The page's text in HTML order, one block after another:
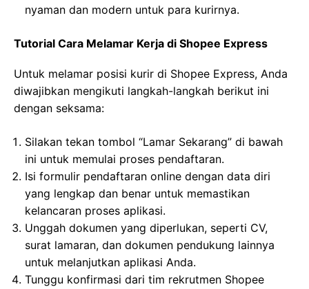
nyaman dan modern untuk para kurirnya.
Tutorial Cara Melamar Kerja di Shopee Express
Untuk melamar posisi kurir di Shopee Express, Anda
diwajibkan mengikuti langkah-langkah berikut ini
dengan seksama:
Silakan tekan tombol “Lamar Sekarang” di bawah
ini untuk memulai proses pendaftaran.
Isi formulir pendaftaran online dengan data diri
yang lengkap dan benar untuk memastikan
kelancaran proses aplikasi.
Unggah dokumen yang diperlukan, seperti CV,
surat lamaran, dan dokumen pendukung lainnya
untuk melanjutkan aplikasi Anda.
Tunggu konfirmasi dari tim rekrutmen Shopee